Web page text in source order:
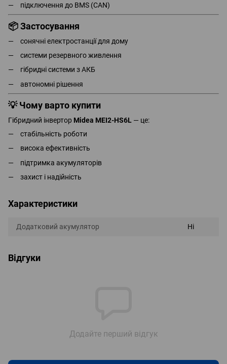
підключення до BMS (CAN)
📦 Застосування
сонячні електростанції для дому
системи резервного живлення
гібридні системи з АКБ
автономні рішення
💡 Чому варто купити
Гібридний інвертор Midea MEI2-HS6L — це:
стабільність роботи
висока ефективність
підтримка акумуляторів
захист і надійність
Характеристики
Додатковий акумулятор Ні
Відгуки
Додайте перший відгук